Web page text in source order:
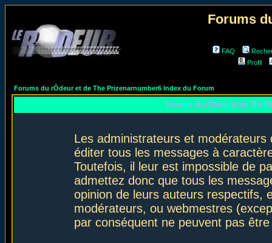
Forums
FAQ
Profil
Forums du rÔdeur et de The Prizenarnumber6 Index du Forum
Forums du rÔdeur et de The
Les administrateurs et
éditer tous les messages à
Toutefois, il leur est impossible de
admettez donc que tous les
opinion de leurs auteurs respectifs,
modérateurs, ou webmestres
par conséquent ne peuvent pas